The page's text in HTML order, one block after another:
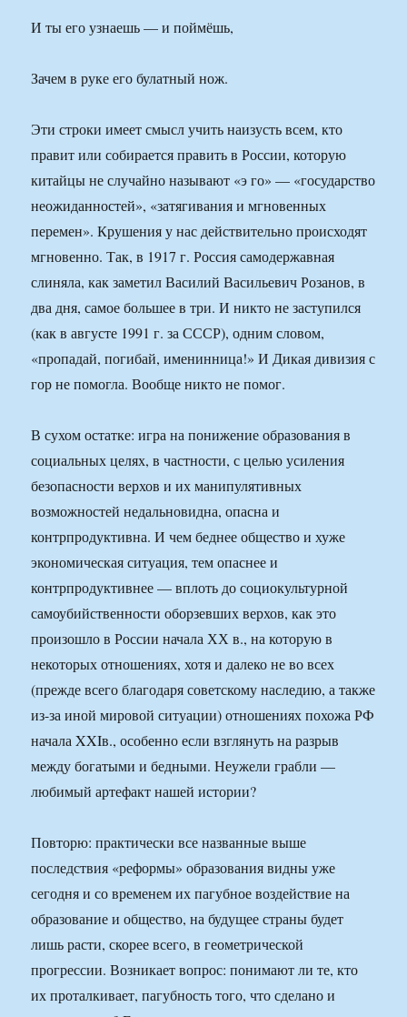
И ты его узнаешь — и поймёшь,
Зачем в руке его булатный нож.
Эти строки имеет смысл учить наизусть всем, кто
правит или собирается править в России, которую
китайцы не случайно называют «э го» — «государство
неожиданностей», «затягивания и мгновенных
перемен». Крушения у нас действительно происходят
мгновенно. Так, в 1917 г. Россия самодержавная
слиняла, как заметил Василий Васильевич Розанов, в
два дня, самое большее в три. И никто не заступился
(как в августе 1991 г. за СССР), одним словом,
«пропадай, погибай, именинница!» И Дикая дивизия с
гор не помогла. Вообще никто не помог.
В сухом остатке: игра на понижение образования в
социальных целях, в частности, с целью усиления
безопасности верхов и их манипулятивных
возможностей недальновидна, опасна и
контрпродуктивна. И чем беднее общество и хуже
экономическая ситуация, тем опаснее и
контрпродуктивнее — вплоть до социокультурной
самоубийственности оборзевших верхов, как это
произошло в России начала ХХ в., на которую в
некоторых отношениях, хотя и далеко не во всех
(прежде всего благодаря советскому наследию, а также
из-за иной мировой ситуации) отношениях похожа РФ
начала XXIв., особенно если взглянуть на разрыв
между богатыми и бедными. Неужели грабли —
любимый артефакт нашей истории?
Повторю: практически все названные выше
последствия «реформы» образования видны уже
сегодня и со временем их пагубное воздействие на
образование и общество, на будущее страны будет
лишь расти, скорее всего, в геометрической
прогрессии. Возникает вопрос: понимают ли те, кто
их проталкивает, пагубность того, что сделано и